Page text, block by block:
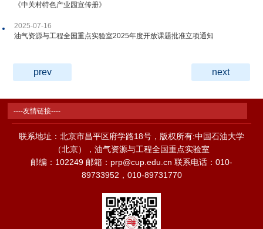
《中关村特色产业园宣传册》
2025-07-16
油气资源与工程全国重点实验室2025年度开放课题批准立项通知
prev next
----友情链接----
联系地址：北京市昌平区府学路18号，版权所有:中国石油大学
（北京），油气资源与工程全国重点实验室
邮编：102249 邮箱：prp@cup.edu.cn 联系电话：010-
89733952，010-89731770